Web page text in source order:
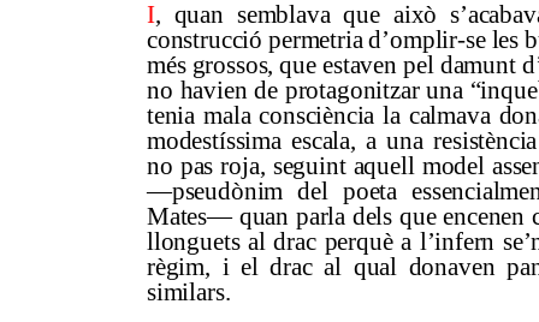
I, quan semblava que això
construcció permetria d’omplir-se les
més grossos, que estaven pel damunt
no havien de protagonitzar una
tenia mala consciència la calmava
modestíssima escala, a una
no pas roja, seguint aquell model
—pseudònim del poeta
Mates— quan parla dels que encenen
llonguets al drac perquè a l’infern
règim, i el drac al qual donaven
similars.